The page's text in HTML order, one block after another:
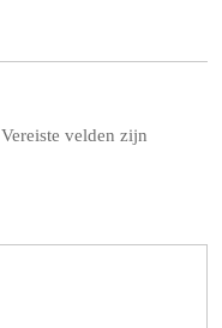
Vereiste velden zijn